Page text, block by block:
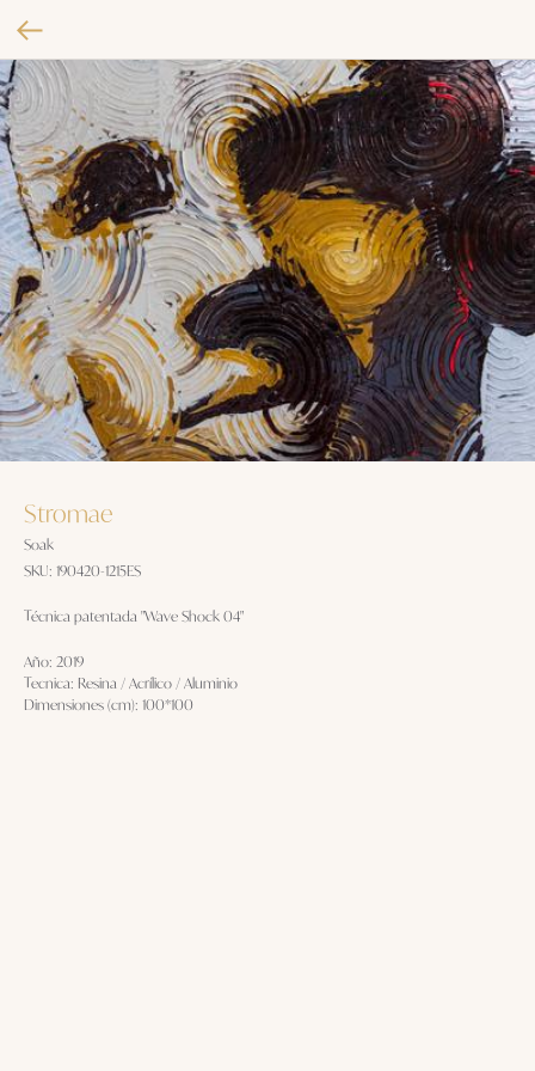
Stromae
Soak
SKU: 190420-1215ES
Técnica patentada "Wave Shock 04"
Año: 2019
Tecnica: Resina / Acrílico / Aluminio
Dimensiones (cm): 100*100